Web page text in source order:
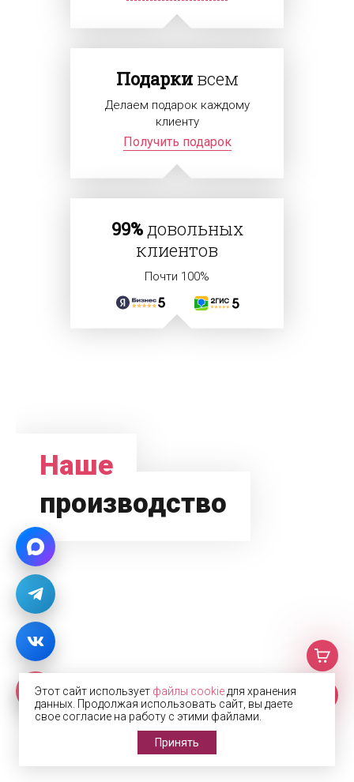
Подаркивсем
Делаем подарок каждому
клиенту
Получить подарок
99%довольных
клиентов
Почти 100%
Наше
производство
Этот сайт использует файлы cookie для хранения
данных. Продолжая использовать сайт, вы даете
свое согласие на работу с этими файлами.
Принять